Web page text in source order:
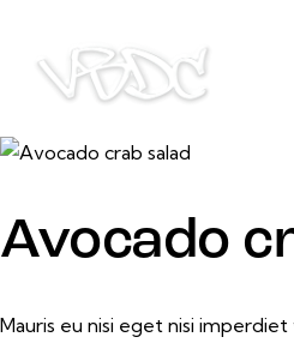
$25
Avocado
Mauris eu nisi eget nisi